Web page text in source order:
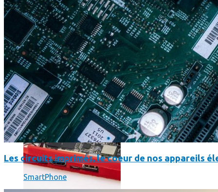
Un boîtier imprimé en 3D va faire tourner Android sur votre
Les circuits imprimés, le coeur de nos appareils
SmartPhone